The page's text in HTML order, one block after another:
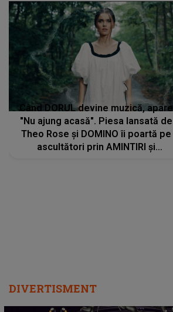
Când DORUL devine muzică, apare
"Nu ajung acasă". Piesa lansată de
Theo Rose și DOMINO îi poartă pe
ascultători prin AMINTIRI și
DIVERTISMENT